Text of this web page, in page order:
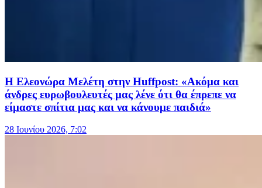
Η Ελεονώρα Μελέτη στην Huffpost: «Ακόμα και
άνδρες ευρωβουλευτές μας λένε ότι θα έπρεπε να
είμαστε σπίτια μας και να κάνουμε παιδιά»
28 Ιουνίου 2026, 7:02